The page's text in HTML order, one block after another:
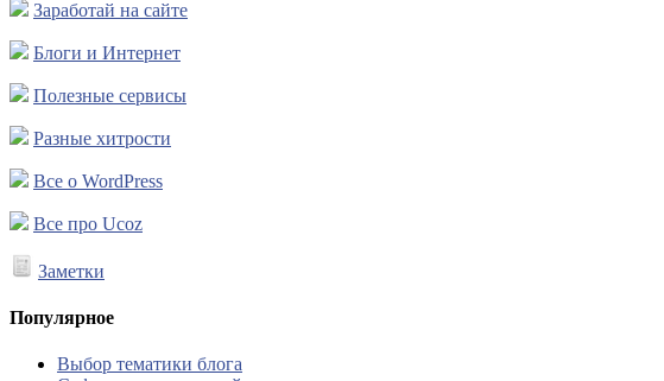
Заработай на сайте
Блоги и Интернет
Полезные сервисы
Разные хитрости
Все о WordPress
Все про Ucoz
Заметки
Популярное
Выбор тематики блога